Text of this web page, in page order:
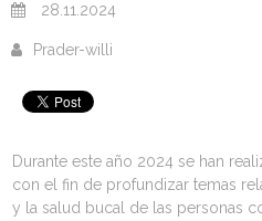
28.11.2024
Prader-willi
Durante este año 2024 se han
con el fin de profundizar temas
y la salud bucal de las personas